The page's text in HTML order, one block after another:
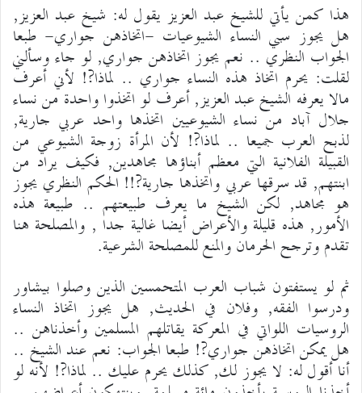
هذا كمن يأتي للشيخ عبد العزيز يقول له: شيخ عبد العزيز,
هل يجوز سبي النساء الشيوعيات -اتخاذهن جواري- طبعا
الجواب النظري .. نعم يجوز اتخاذهن جواري, لو جاء وسألني
لقلت: يحرم اتخاذ هذه النساء جواري .. لماذا?! لأني أعرف
مالا يعرفه الشيخ عبد العزيز, أعرف لو اتخذوا واحدة من نساء
جلال آباد من نساء الشيوعيين اتخذها واحد عربي جارية,
لذبح العرب جميعا .. لماذا?! لأن المرأة زوجة الشيوعي من
القبيلة الفلانية التي معظم أبناؤها مجاهدين, فكيف يراد من
ابنتهم, قد سرقها عربي واتخذها جارية?!! الحكم النظري يجوز
هو مجاهد, لكن الشيخ ما يعرف طبيعتهم .. طبيعة هذه
الأمور, هذه قليلة والأعراض أيضا غالية جدا , والمصلحة هنا
تقدم وترجح الحرمان والمنع للمصلحة الشرعية.
ثم لو يستفتون شباب العرب المتحمسين الذين وصلوا بيشاور
ودرسوا الفقه, وفلان في الحديث, هل يجوز اتخاذ النساء
الروسيات اللواتي في المعركة يقاتلهم المسلمين وأخذناهن ..
هل يمكن اتخاذهن جواري?! طبعا الجواب: نعم عند الشيخ ..
أنا أقول له: لا يجوز لك, كذلك يحرم عليك .. لماذا?! لأنه لو